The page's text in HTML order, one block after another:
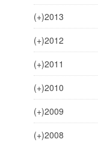
(+)2013
(+)2012
(+)2011
(+)2010
(+)2009
(+)2008